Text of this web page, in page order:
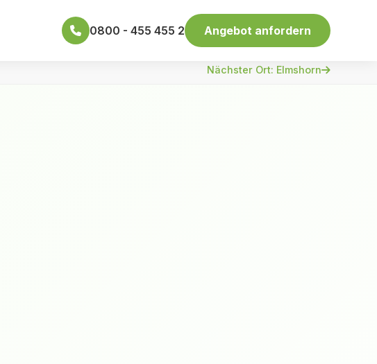
0800 - 455 455 2 Angebot anfordern
Nächster Ort: Elmshorn